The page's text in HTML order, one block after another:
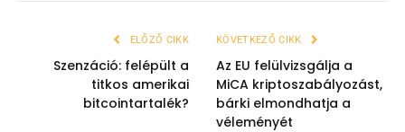
ELŐZŐ CIKK
Szenzáció: felépült a
titkos amerikai
bitcointartalék?
KÖVETKEZŐ CIKK
Az EU felülvizsgálja a
MiCA kriptoszabályozást,
bárki elmondhatja a
véleményét